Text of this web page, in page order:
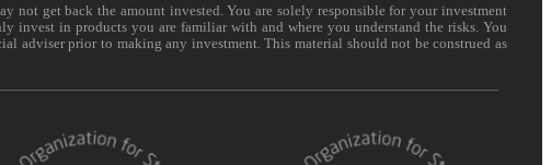
get back the amount invested. You are solely responsible for your investment
invest in products you are familiar with and where you understand the risks. You
adviser prior to making any investment. This material should not be construed as